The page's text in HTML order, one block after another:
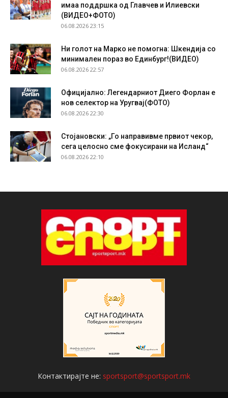
имаа поддршка од Главчев и Илиевски
(ВИДЕО+ФОТО)
06.08.2026 23:15
Ни голот на Марко не помогна: Шкендија со
минимален пораз во Единбург!(ВИДЕО)
06.08.2026 22:57
Официјално: Легендарниот Диего Форлан е
нов селектор на Уругвај(ФОТО)
06.08.2026 22:30
Стојановски: „Го направивме првиот чекор,
сега целосно сме фокусирани на Исланд“
06.08.2026 22:10
Контактирајте не: sportsport@sportsport.mk